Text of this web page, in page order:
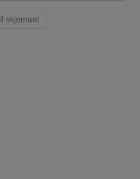
skjemaet